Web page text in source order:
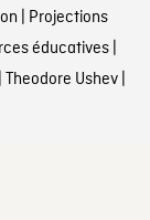
| Projections
éducatives|
Theodore Ushev|